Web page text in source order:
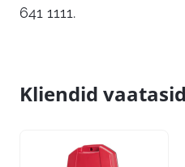
641 1111.
Kliendid